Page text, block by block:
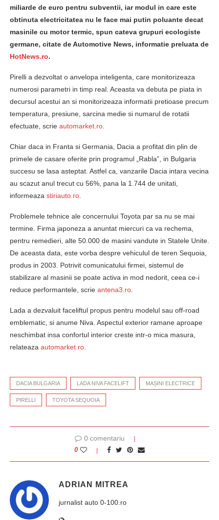
miliarde de euro pentru subventii, iar modul in care este
obtinuta electricitatea nu le face mai putin poluante decat
masinile cu motor termic, spun cateva grupuri ecologiste
germane, citate de Automotive News, informatie preluata de
HotNews.ro.
Pirelli a dezvoltat o anvelopa inteligenta, care monitorizeaza
numerosi parametri in timp real. Aceasta va debuta pe piata in
decursul acestui an si monitorizeaza informatii pretioase precum
temperatura, presiune, sarcina medie si numarul de rotatii
efectuate, scrie automarket.ro
Chiar daca in Franta si Germania, Dacia a profitat din plin de
primele de casare oferite prin programul „Rabla”, in Bulgaria
succesu se lasa asteptat. Astfel ca, vanzarile Dacia intara vecina
au scazut anul trecut cu 56%, pana la 1.744 de unitati,
informeaza stiriauto.ro
Problemele tehnice ale concernului Toyota par sa nu se mai
termine. Firma japoneza a anuntat miercuri ca va rechema,
pentru remedieri, alte 50.000 de masini vandute in Statele Unite.
De aceasta data, este vorba despre vehiculul de teren Sequoia,
produs in 2003. Potrivit comunicatului firmei, sistemul de
stabilizare al masinii se poate activa in mod nedorit, ceea ce-i
reduce performantele, scrie antena3.ro
Lada a dezvaluit faceliftul propus pentru modelul sau off-road
emblematic, si anume Niva. Aspectul exterior ramane aproape
neschimbat insa confortul interior creste intr-o mica masura,
relateaza automarket.ro
DACIA BULGARIA LADA NIVA FACELIFT MAȘINI ELECTRICE
PIRELLI TOYOTA SEQUOIA
0 comentariu
0
ADRIAN MITREA
jurnalist auto 0-100.ro